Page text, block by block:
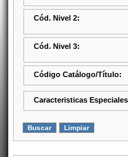
Cód. Nivel 2:
Cód. Nivel 3:
Código Catálogo/Título:
Caracteristicas